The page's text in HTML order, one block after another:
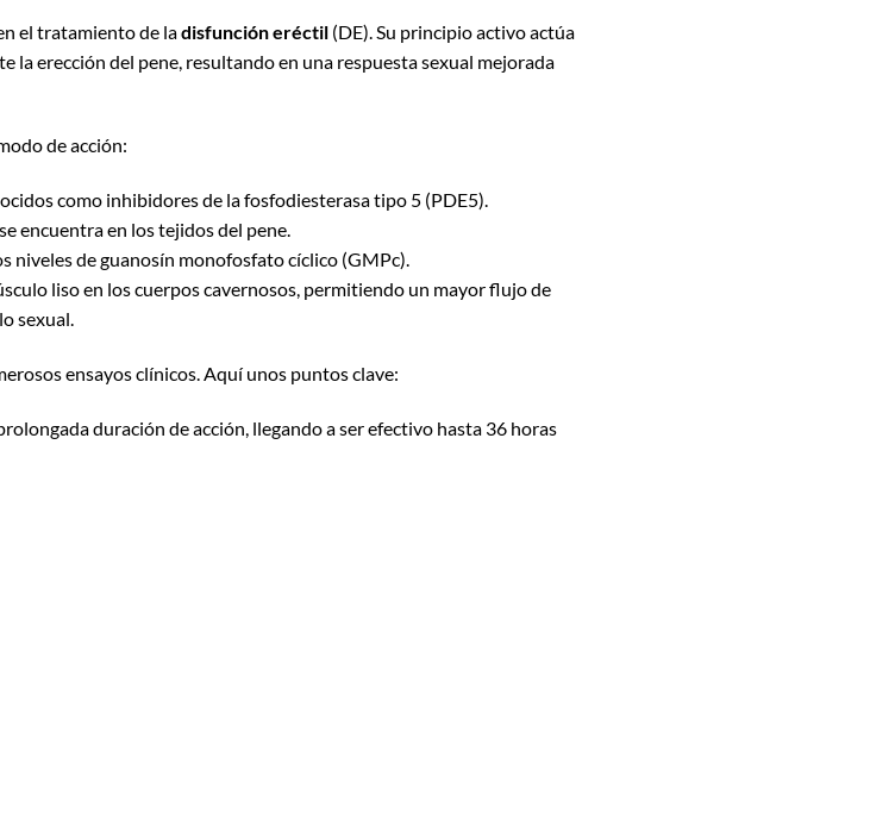
el tratamiento de ladisfunción eréctil (DE). Su principio activo actúa
erección del pene, resultando en una respuesta sexual mejorada
de acción:
como inhibidores de la fosfodiesterasa tipo 5 (PDE5).
encuentra en los tejidos del pene.
niveles de guanosín monofosfato cíclico (GMPc).
liso en los cuerpos cavernosos, permitiendo un mayor flujo de
sexual.
ensayos clínicos. Aquí unos puntos clave:
duración de acción, llegando a ser efectivo hasta 36 horas